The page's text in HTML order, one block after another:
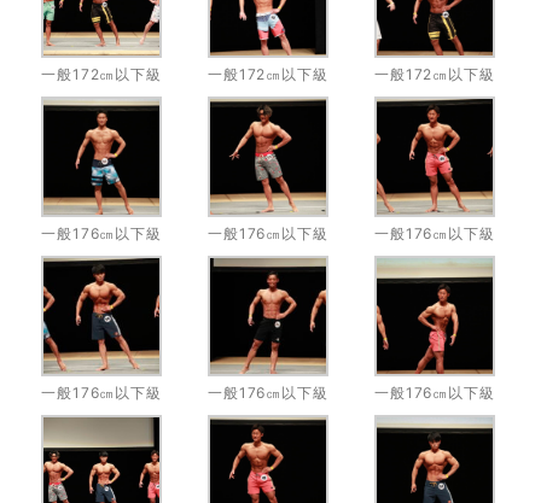
一般172㎝以下級 一般172㎝以下級 一般172㎝以下級
一般176㎝以下級 一般176㎝以下級 一般176㎝以下級
一般176㎝以下級 一般176㎝以下級 一般176㎝以下級